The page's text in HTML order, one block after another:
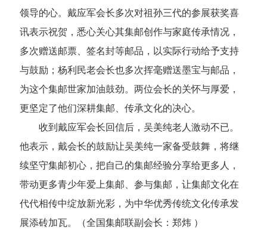
领导的心。戴应军会长多次对祖孙三代的参展获奖喜
讯表示祝贺，悉心关心其集邮创作与家庭传承情况，
多次赠送邮票、签名封等邮品，以实际行动给予支持
与鼓励；杨利民老会长也多次挥毫赠送墨宝与邮品，
为这个集邮世家加油鼓劲。两位会长的关怀与厚爱，
更坚定了他们深耕集邮、传承文化的决心。
收到戴应军会长回信后，吴美纯老人激动不已。
他表示，戴会长的鼓励让吴美纯一家备受鼓舞，将继
续坚守集邮初心，把自己的集邮经验分享给更多人，
带动更多青少年爱上集邮、参与集邮，让集邮文化在
代代相传中绽放新光彩，为中华优秀传统文化传承发
展添砖加瓦。
（全国集邮联副会长：郑炜 ）